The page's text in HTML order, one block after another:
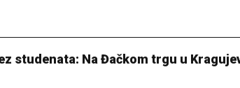
studenata: Na Đačkom trgu u